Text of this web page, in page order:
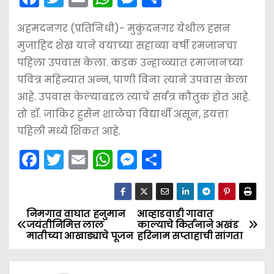
a
c
e
b
o
o
k
w
itt
er
m
ai
l
h
a
ts
A
p
p
e
s
s
e
n
g
ar
e
अहमदनगर (प्रतिनिधी)- मुकुंदनगर येथील हसन
मुजाहिद शेख याने वयाच्या सहाव्या वर्षी रमजानचा
पहिला उपवास केला. कडक उन्हाळ्यात रमाजानच्या
पवित्र महिन्यात अन्न, पाणी विना त्याने उपवास केला
आहे. उपवास केल्याबद्दल त्याचे सर्वत्र कौतुक होत आहे.
तो डॉ. जाकिर हुसेन शाळेचा विद्यार्थी असून, इयत्ता
पहिली मध्ये शिकत आहे.
F
a
e
b
o
T
w
er
E
m
l
W
h
a
ts
A
p
M
e
s
s
e
n
S
h
ar
e
P
आव्हाडवाडी गावात
काल्याचे किर्तनाने अखंड
हरिनाम सप्ताहाची सांगता
निमगाव वाघात हनुमान
जयंतीनिमित्त लाल
मातीच्या आखाड्याचे पूजन